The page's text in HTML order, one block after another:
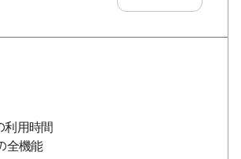
利用時間
全機能